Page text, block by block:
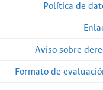
Política de
Aviso sobre
Formato de